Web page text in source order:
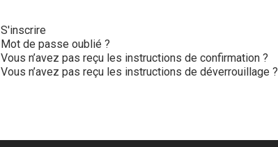
S'inscrire
Mot de passe oublié ?
Vous n’avez pas reçu les instructions de confirmation ?
Vous n’avez pas reçu les instructions de déverrouillage ?